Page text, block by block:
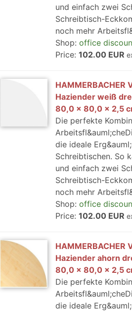
und einfach zwei
Schreibtisch-
noch mehr
Shop: office
Price: 102.00 EUR
HAMMERBACHER
Haziender weiß
80,0 x 80,0 x 2,5
Die perfekte
die ideale
Schreibtischen. So
und einfach zwei
Schreibtisch-
noch mehr
Shop: office
Price: 102.00 EUR
HAMMERBACHER
Haziender ahorn
80,0 x 80,0 x 2,5
Die perfekte
die ideale